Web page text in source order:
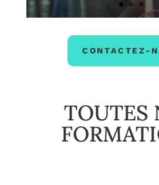
CONTACTEZ-
TOUTES